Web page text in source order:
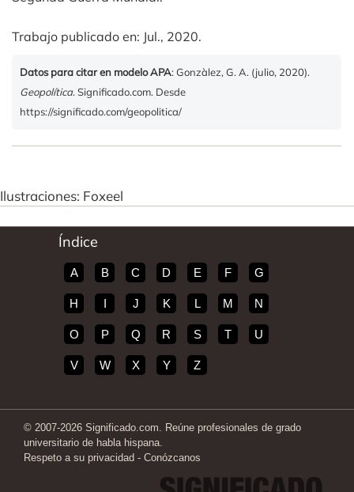
Trabajo publicado en: Jul., 2020.
Datos para citar en modelo APA: Gonzàlez, G. A. (julio, 2020).
Geopolítica. Significado.com. Desde
https://significado.com/geopolitica/
Ilustraciones: Foxeel
Índice
A B C D E F G
H I J K L M N
O P Q R S T U
V W X Y Z
© 2007-2026 Significado.com. Reúne profesionales de grado
universitario de habla hispana.
Respeto a su privacidad - Conózcanos